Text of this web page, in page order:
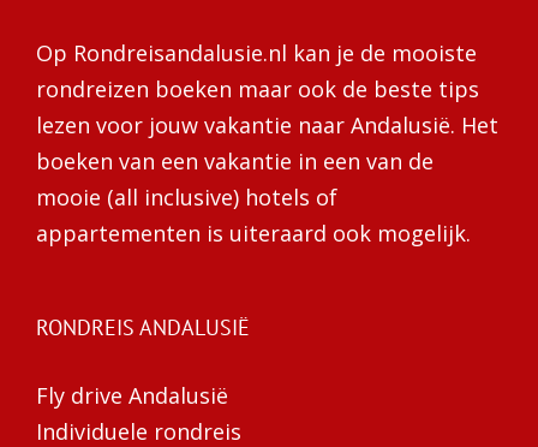
Op Rondreisandalusie.nl kan je de mooiste
rondreizen boeken maar ook de beste tips
lezen voor jouw vakantie naar Andalusië. Het
boeken van een vakantie in een van de
mooie (all inclusive) hotels of
appartementen is uiteraard ook mogelijk.
RONDREIS ANDALUSIË
Fly drive Andalusië
Individuele rondreis